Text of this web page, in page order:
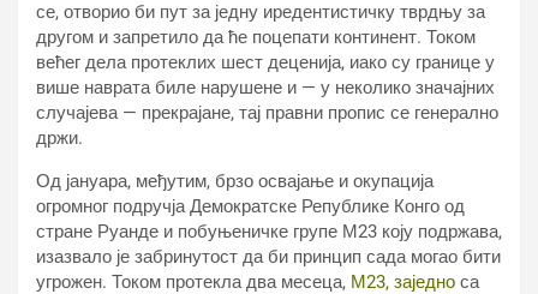
се, отворио би пут за једну иредентистичку тврдњу за
другом и запретило да ће поцепати континент. Током
већег дела протеклих шест деценија, иако су границе у
више наврата биле нарушене и — у неколико значајних
случајева — прекрајане, тај правни пропис се генерално
држи.
Од јануара, међутим, брзо освајање и окупација
огромног подручја Демократске Републике Конго од
стране Руанде и побуњеничке групе М23 коју подржава,
изазвало је забринутост да би принцип сада могао бити
угрожен. Током протекла два месеца, М23, заједно са